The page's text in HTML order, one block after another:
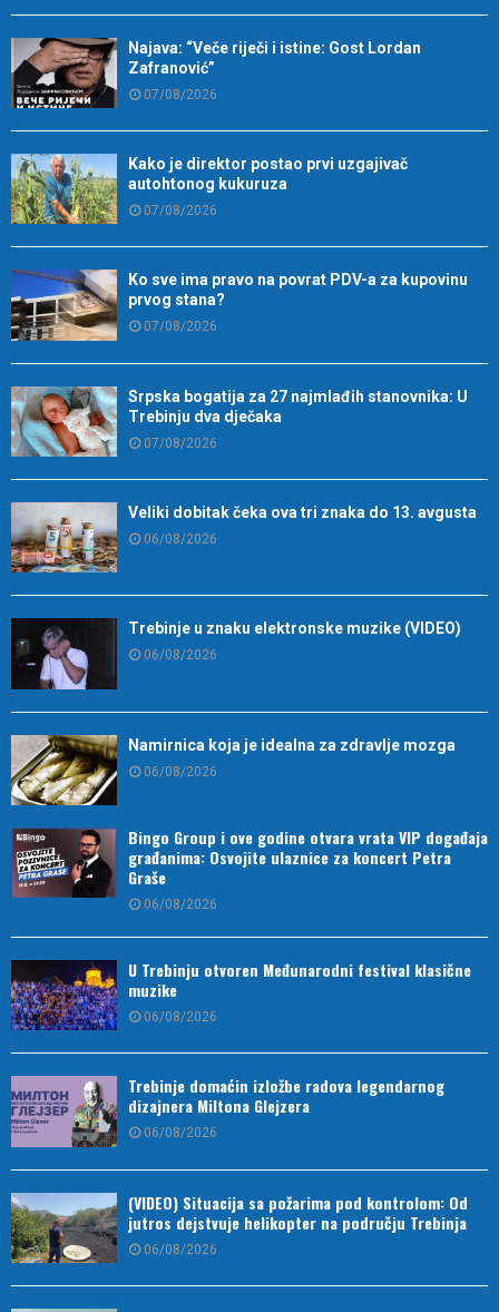
Najava: “Veče riječi i istine: Gost Lordan
Zafranović”
07/08/2026
Kako je direktor postao prvi uzgajivač
autohtonog kukuruza
07/08/2026
Ko sve ima pravo na povrat PDV-a za kupovinu
prvog stana?
07/08/2026
Srpska bogatija za 27 najmlađih stanovnika: U
Trebinju dva dječaka
07/08/2026
Veliki dobitak čeka ova tri znaka do 13. avgusta
06/08/2026
Trebinje u znaku elektronske muzike (VIDEO)
06/08/2026
Namirnica koja je idealna za zdravlje mozga
06/08/2026
Bingo Group i ove godine otvara vrata VIP događaja
građanima: Osvojite ulaznice za koncert Petra
Graše
06/08/2026
U Trebinju otvoren Međunarodni festival klasične
muzike
06/08/2026
Trebinje domaćin izložbe radova legendarnog
dizajnera Miltona Glejzera
06/08/2026
(VIDEO) Situacija sa požarima pod kontrolom: Od
jutros dejstvuje helikopter na području Trebinja
06/08/2026